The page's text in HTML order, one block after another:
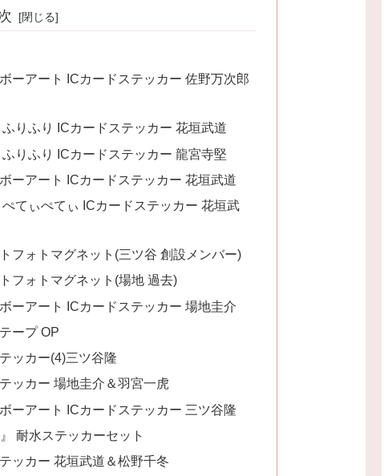
ーアート ICカードステッカー 佐野万次郎
りふり ICカードステッカー 花垣武道
りふり ICカードステッカー 龍宮寺堅
ーアート ICカードステッカー 花垣武道
てぃぺてぃ ICカードステッカー 花垣武
フォトマグネット(三ツ谷 創設メンバー)
フォトマグネット(場地 過去)
ーアート ICカードステッカー 場地圭介
ープ OP
ッカー(4)三ツ谷隆
ッカー 場地圭介＆羽宮一虎
ーアート ICカードステッカー 三ツ谷隆
耐水ステッカーセット
ッカー 花垣武道＆松野千冬